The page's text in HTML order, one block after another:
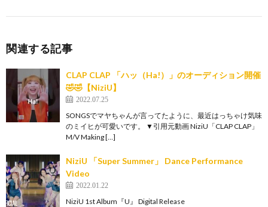
関連する記事
CLAP CLAP 「ハッ（Ha!）」のオーディション開催
🤣🤣【NiziU】
2022.07.25
SONGSでマヤちゃんが言ってたように、最近はっちゃけ気味
のミイヒが可愛いです。 ▼引用元動画 NiziU「CLAP CLAP」
M/V Making […]
NiziU 「Super Summer」 Dance Performance
Video
2022.01.22
NiziU 1st Album『U』 Digital Release